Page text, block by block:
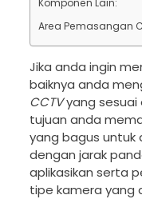
Komponen Lain:
Area Pemasangan
Jika anda ingin
baiknya anda
CCTVyang sesuai
tujuan anda
yang bagus untuk
dengan jarak
aplikasikan serta
tipe kamera yang